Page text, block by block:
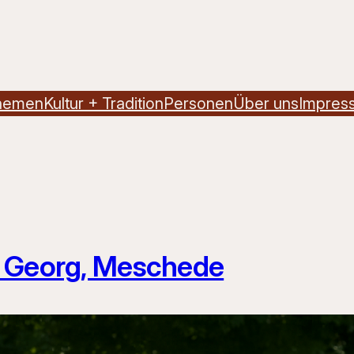
Kultur + TraditionPersonenÜber uns
Meschede